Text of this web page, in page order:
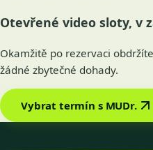
Otevřené video sloty, v
Okamžitě po rezervaci
žádné zbytečné dohady.
Vybrat termín s MUDr.